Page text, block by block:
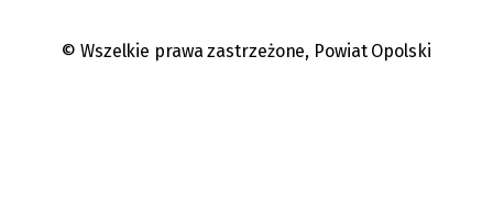
© Wszelkie prawa zastrzeżone, Powiat Opolski